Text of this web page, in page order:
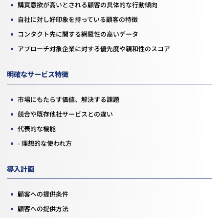
購買意欲が高いとされる顧客の具体的な行動傾向
自社に対し好印象を持っている顧客の特徴
コンタクト先に関する網羅性の高いデータ
アプローチ対象企業に対する優先度や親和性のスコア
明確なサービス特徴
市場にもたらす価値、解決する課題
競合や既存他社サービスとの違い
代表的な機能
- 理想的な使われ方
導入計画
顧客への提供条件
顧客への提供方法